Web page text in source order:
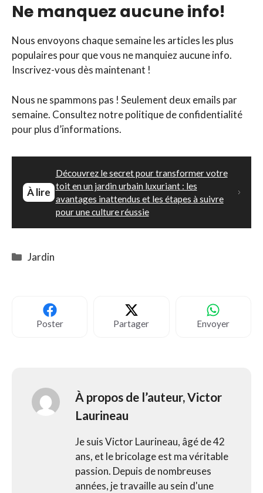
Ne manquez aucune info!
Nous envoyons chaque semaine les articles les plus
populaires pour que vous ne manquiez aucune info.
Inscrivez-vous dès maintenant !
Nous ne spammons pas ! Seulement deux emails par
semaine. Consultez notre politique de confidentialité
pour plus d’informations.
À lire
Découvrez le secret pour transformer votre
toit en un jardin urbain luxuriant : les
avantages inattendus et les étapes à suivre
pour une culture réussie
Catégories
Jardin
Poster Partager Envoyer
À propos de l’auteur,Victor
Laurineau
Je suis Victor Laurineau, âgé de 42
ans, et le bricolage est ma véritable
passion. Depuis de nombreuses
années, je travaille au sein d'une